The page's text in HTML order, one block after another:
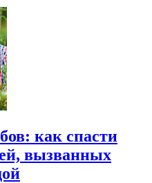
как спасти
вызванных